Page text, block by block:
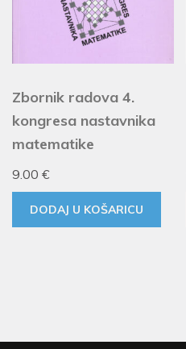
Zbornik radova 4.
kongresa nastavnika
matematike
9.00 €
DODAJ U KOŠARICU